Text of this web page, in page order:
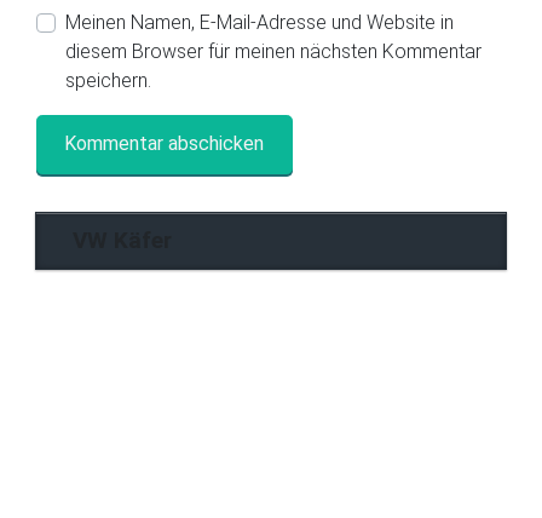
Meinen Namen, E-Mail-Adresse und Website in
diesem Browser für meinen nächsten Kommentar
speichern.